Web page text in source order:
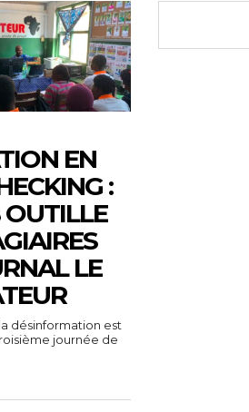
EN
:
OUTILLE
LE
désinformation est
journée de